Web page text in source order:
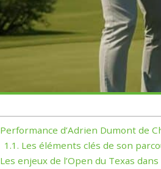
Performance d’Adrien Dumont de
1.1. Les éléments clés de son
Les enjeux de l’Open du Texas